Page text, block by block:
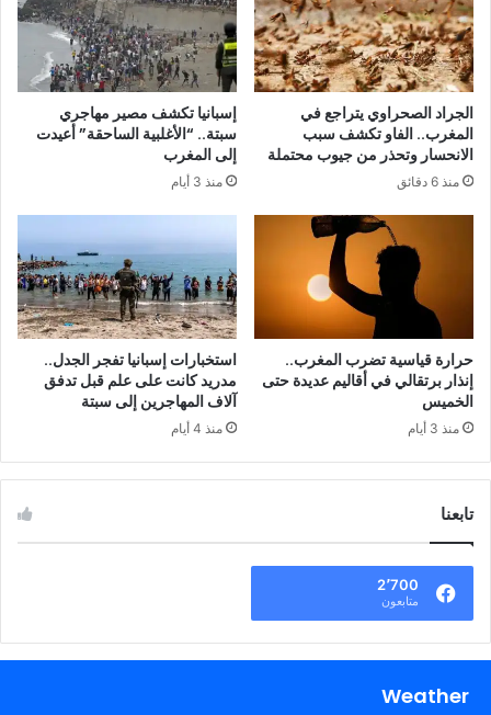
الجراد الصحراوي يتراجع في
المغرب.. الفاو تكشف سبب
الانحسار وتحذر من جيوب محتملة
منذ 6 دقائق
إسبانيا تكشف مصير مهاجري
سبتة.. “الأغلبية الساحقة” أعيدت
إلى المغرب
منذ 3 أيام
حرارة قياسية تضرب المغرب..
إنذار برتقالي في أقاليم عديدة حتى
الخميس
منذ 3 أيام
استخبارات إسبانيا تفجر الجدل..
مدريد كانت على علم قبل تدفق
آلاف المهاجرين إلى سبتة
منذ 4 أيام
تابعنا
2٬700
متابعون
Weather